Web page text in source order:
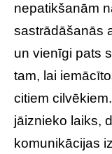
nepatikšanām
sastrādāšanās
un vienīgi pats
tam, lai
citiem
jāiznieko laiks,
komunikācijas